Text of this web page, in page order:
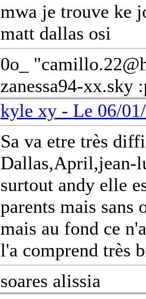
mwa je trouve ke
matt dallas osi
0o_
zanessa94-xx.sky
kyle xy - Le 06/
Sa va etre très
Dallas,April,jean-
surtout andy elle
parents mais sans
mais au fond ce
l'a comprend très
soares alissia